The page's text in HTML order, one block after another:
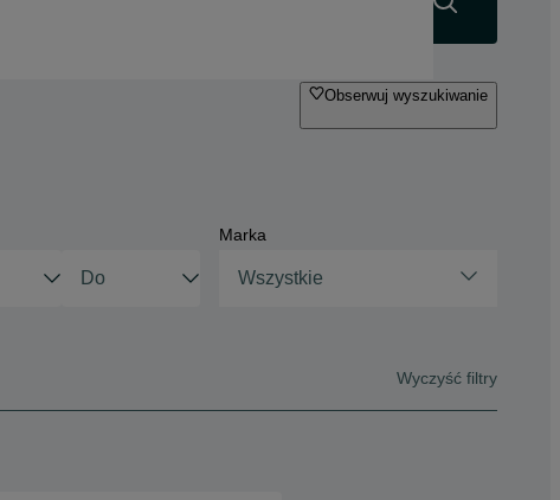
Obserwuj wyszukiwanie
Marka
Wszystkie
Wyczyść filtry